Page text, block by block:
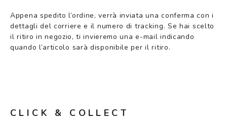
Appena spedito l’ordine, verrà inviata una conferma con i
dettagli del corriere e il numero di tracking. Se hai scelto
il ritiro in negozio, ti invieremo una e-mail indicando
quando l’articolo sarà disponibile per il ritiro.
CLICK & COLLECT